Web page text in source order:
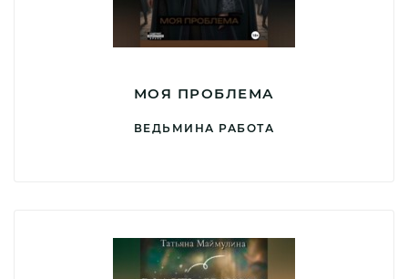
МОЯ ПРОБЛЕМА
ВЕДЬМИНА РАБОТА